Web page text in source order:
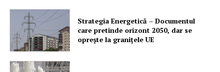
Strategia Energetică – Documentul
care pretinde orizont 2050, dar se
oprește la granițele UE